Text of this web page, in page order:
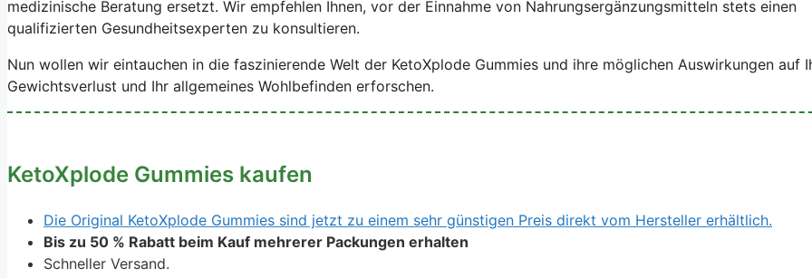
medizinische Beratung ersetzt. Wir empfehlen Ihnen, vor der Einnahme von Nahrungsergänzungsmitteln stets einen
qualifizierten Gesundheitsexperten zu konsultieren.
Nun wollen wir eintauchen in die faszinierende Welt der KetoXplode Gummies und ihre möglichen Auswirkungen auf
Gewichtsverlust und Ihr allgemeines Wohlbefinden erforschen.
KetoXplode Gummies kaufen
Die Original KetoXplode Gummies sind jetzt zu einem sehr günstigen Preis direkt vom Hersteller erhältlich.
Bis zu 50 % Rabatt beim Kauf mehrerer Packungen erhalten
Schneller Versand.